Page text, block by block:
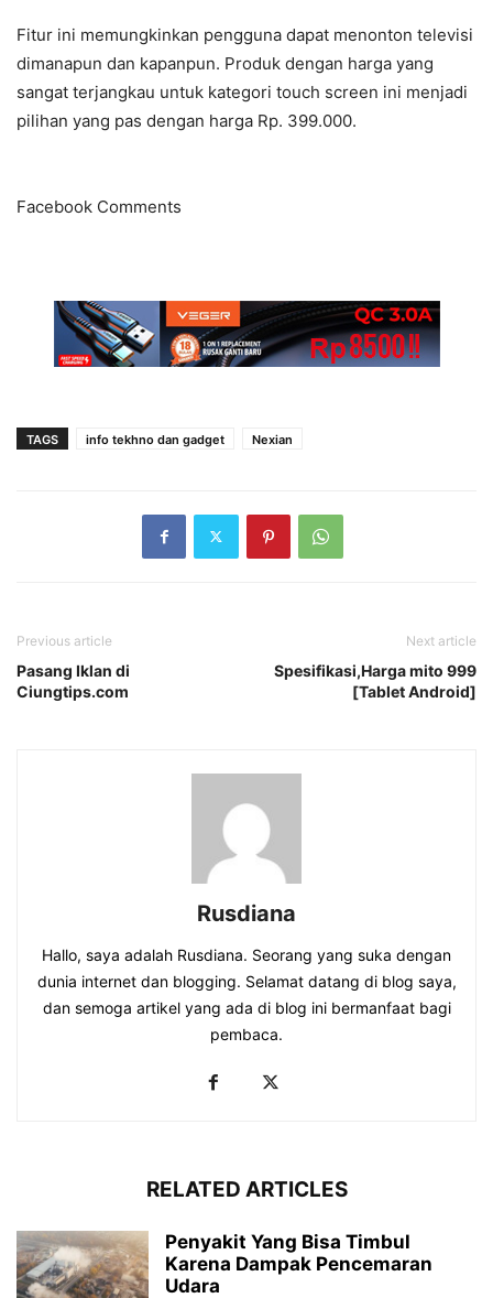
Fitur ini memungkinkan pengguna dapat menonton televisi
dimanapun dan kapanpun. Produk dengan harga yang
sangat terjangkau untuk kategori touch screen ini menjadi
pilihan yang pas dengan harga Rp. 399.000.
Facebook Comments
TAGS info tekhno dan gadget Nexian
Previous article
Pasang Iklan di
Ciungtips.com
Next article
Spesifikasi,Harga mito 999
[Tablet Android]
Rusdiana
Hallo, saya adalah Rusdiana. Seorang yang suka dengan
dunia internet dan blogging. Selamat datang di blog saya,
dan semoga artikel yang ada di blog ini bermanfaat bagi
pembaca.
RELATED ARTICLES
Penyakit Yang Bisa Timbul
Karena Dampak Pencemaran
Udara